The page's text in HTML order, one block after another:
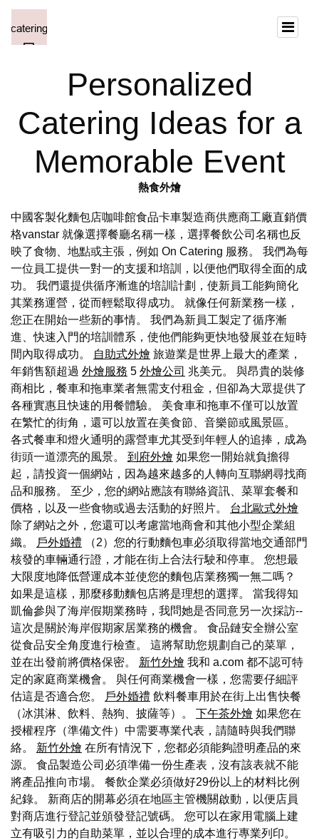
Personalized
Catering Ideas for a
Memorable Event
熱食外燴
中國客製化麵包店咖啡館食品卡車製造商供應商工廠直銷價
格vanstar 就像選擇餐廳名稱一樣，選擇餐飲公司名稱也反
映了食物、地點或主張，例如 On Catering 服務。 我們為每
一位員工提供一對一的支援和培訓，以便他們取得全面的成
功。 我們還提供循序漸進的培訓計劃，使新員工能夠簡化
其業務運營，從而輕鬆取得成功。 就像任何新業務一樣，
您正在開始一些新的事情。 我們為新員工製定了循序漸
進、快速入門的培訓體系，使他們能夠更快地發展並在短時
間內取得成功。
自助式外燴 旅遊業是世界上最大的產業，
年銷售額超過 外燴服務 5 外燴公司 兆美元。 與昂貴的裝修
商相比，餐車和拖車業者無需支付租金，但卻為大眾提供了
各種實惠且快速的用餐體驗。 美食車和拖車不僅可以放置
在繁忙的街角，還可以放置在美食節、音樂節或風景區。
各式餐車和燈火通明的露營車尤其受到年輕人的追捧，成為
街頭一道漂亮的風景。 到府外燴 如果您一開始就負擔得
起，請投資一個網站，因為越來越多的人轉向互聯網尋找商
品和服務。 至少，您的網站應該有聯絡資訊、菜單套餐和
價格，以及一些食物或過去活動的好照片。 台北歐式外燴
除了網站之外，您還可以考慮當地商會和其他小型企業組
織。
戶外婚禮 （2）您的行動麵包車必須取得當地交通部門
核發的車輛通行證，才能在街上合法行駛和停車。 您想最
大限度地降低營運成本並使您的麵包店業務獨一無二嗎？
如果是這樣，那麼移動麵包店將是理想的選擇。 當我得知
凱倫參與了海岸假期業務時，我問她是否同意另一次採訪--
這次是關於海岸假期家居業務的機會。 食品鏈安全辦公室
從食品安全角度進行檢查。 這將幫助您規劃自己的菜單，
並在出發前將價格保密。 新竹外燴 我和 a.com 都不認可特
定的家庭商業機會。 與任何商業機會一樣，您需要仔細評
估這是否適合您。
戶外婚禮 飲料餐車用於在街上出售快餐
（冰淇淋、飲料、熱狗、披薩等）。 下午茶外燴 如果您在
授權程序（準備文件）中需要專業代表，請隨時與我們聯
絡。 新竹外燴 在所有情況下，您都必須能夠證明產品的來
源。 食品製造公司必須準備一份生產表，沒有該表就不能
將產品推向市場。 餐飲企業必須做好29份以上的材料比例
紀錄。 新商店的開幕必須在地區主管機關啟動，以便店員
對商店進行登記並頒發登記號碼。 您可以在家用電腦上建
立有吸引力的自助菜單，並以合理的成本進行專業列印。